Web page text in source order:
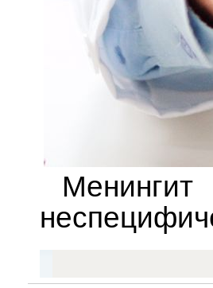
Менингит